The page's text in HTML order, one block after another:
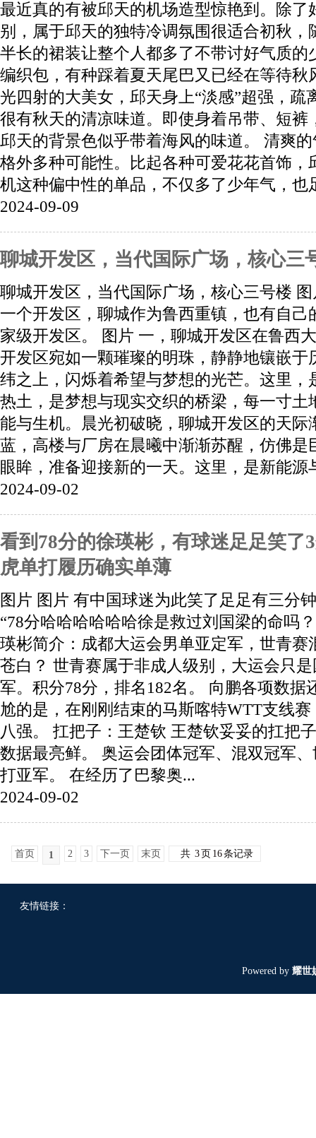
最近真的有被邱天的机场造型惊艳到。除了
别，属于邱天的独特冷调氛围很适合初秋，
半长的裙装让整个人都多了不带讨好气质的
编织包，有种踩着夏天尾巴又已经在等待秋
光四射的大美女，邱天身上“淡感”超强，疏
很有秋天的清凉味道。即使身着吊带、短裤
邱天的背景色似乎带着海风的味道。 清爽
格外多种可能性。比起各种可爱花花首饰，
机这种偏中性的单品，不仅多了少年气，也
2024-09-09
聊城开发区，当代国际广场，核心三
聊城开发区，当代国际广场，核心三号楼
一个开发区，聊城作为鲁西重镇，也有自己
家级开发区。 图片 一，聊城开发区在鲁西
开发区宛如一颗璀璨的明珠，静静地镶嵌于
纬之上，闪烁着希望与梦想的光芒。这里，
热土，是梦想与现实交织的桥梁，每一寸土
能与生机。晨光初破晓，聊城开发区的天际
蓝，高楼与厂房在晨曦中渐渐苏醒，仿佛是
眼眸，准备迎接新的一天。这里，是新能源
2024-09-02
看到78分的徐瑛彬，有球迷足足笑了
虎单打履历确实单薄
图片 图片 有中国球迷为此笑了足足有三分
“78分哈哈哈哈哈哈徐是救过刘国梁的命吗
瑛彬简介：成都大运会男单亚定军，世青赛
苍白？ 世青赛属于非成人级别，大运会只
军。积分78分，排名182名。 向鹏各项数据
尬的是，在刚刚结束的马斯喀特WTT支线
八强。 扛把子：王楚钦 王楚钦妥妥的扛把
数据最亮鲜。 奥运会团体冠军、混双冠军
打亚军。 在经历了巴黎奥...
2024-09-02
首页 1 2 3 下一页 末页 共 3页 16条记录
友情链接：
Powered by 耀世